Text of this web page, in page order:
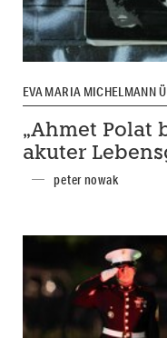
EVA MARIA MICHELMANN
„Ahmet Polat
akuter
peter nowak